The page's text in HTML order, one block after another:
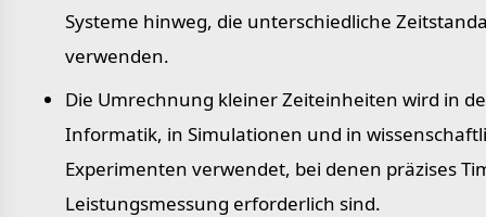
Systeme hinweg, die unterschiedliche
verwenden.
Die Umrechnung kleiner Zeiteinheiten wird in
Informatik, in Simulationen und in
Experimenten verwendet, bei denen präzises
Leistungs­messung erforderlich sind.